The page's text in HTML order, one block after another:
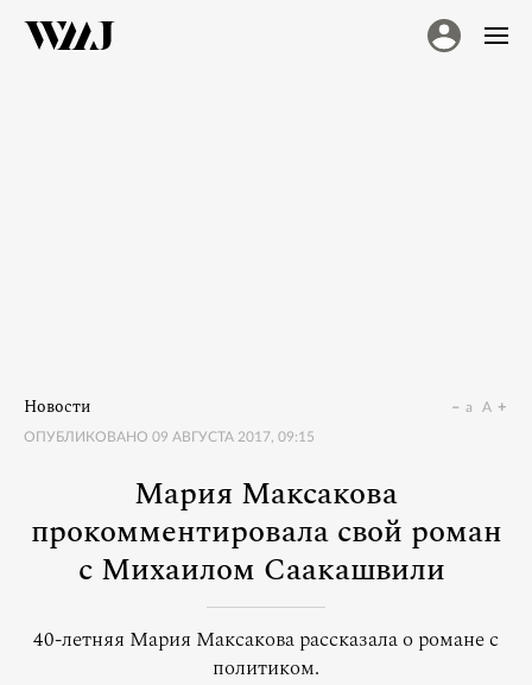
Новости
ОПУБЛИКОВАНО 09 АВГУСТА 2017, 09:15
a A
Мария Максакова
прокомментировала свой роман
с Михаилом Саакашвили
40-летняя Мария Максакова рассказала о романе с
политиком.